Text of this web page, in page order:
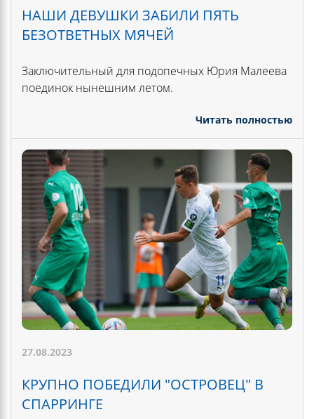
НАШИ ДЕВУШКИ ЗАБИЛИ ПЯТЬ
БЕЗОТВЕТНЫХ МЯЧЕЙ
Заключительный для подопечных Юрия Малеева
поединок нынешним летом.
Читать полностью
27.08.2023
КРУПНО ПОБЕДИЛИ "ОСТРОВЕЦ" В
СПАРРИНГЕ